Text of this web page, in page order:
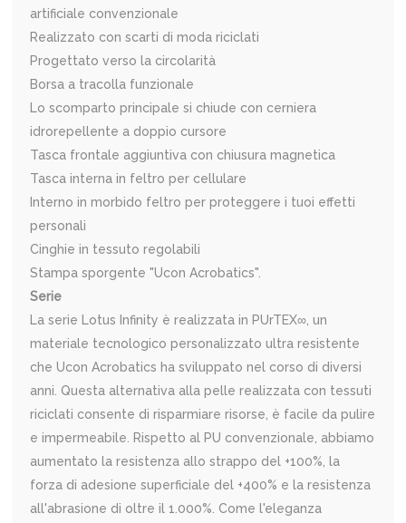
artificiale convenzionale
Realizzato con scarti di moda riciclati
Progettato verso la circolarità
Borsa a tracolla funzionale
Lo scomparto principale si chiude con cerniera
idrorepellente a doppio cursore
Tasca frontale aggiuntiva con chiusura magnetica
Tasca interna in feltro per cellulare
Interno in morbido feltro per proteggere i tuoi effetti
personali
Cinghie in tessuto regolabili
Stampa sporgente "Ucon Acrobatics".
Serie
La serie Lotus Infinity è realizzata in PUrTEX∞, un
materiale tecnologico personalizzato ultra resistente
che Ucon Acrobatics ha sviluppato nel corso di diversi
anni. Questa alternativa alla pelle realizzata con tessuti
riciclati consente di risparmiare risorse, è facile da pulire
e impermeabile. Rispetto al PU convenzionale, abbiamo
aumentato la resistenza allo strappo del +100%, la
forza di adesione superficiale del +400% e la resistenza
all'abrasione di oltre il 1.000%. Come l'eleganza